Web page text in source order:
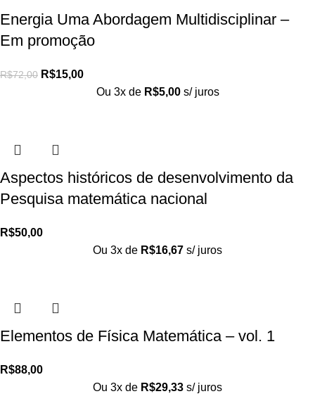
Energia Uma Abordagem Multidisciplinar –
Em promoção
R$72,00 R$15,00
Ou 3x de R$5,00 s/ juros
Aspectos históricos de desenvolvimento da
Pesquisa matemática nacional
R$50,00
Ou 3x de R$16,67 s/ juros
Elementos de Física Matemática – vol. 1
R$88,00
Ou 3x de R$29,33 s/ juros